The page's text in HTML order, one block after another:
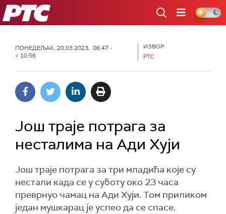
РТС
ПОНЕДЕЉАК, 20.03.2023, 06:47 -
> 10:56
ИЗВОР:
РТС
Још траје потрага за
нестaлима на Ади Хуји
Још траје потрага за три младића које су
нестали када се у суботу око 23 часа
преврнуо чамац на Ади Хуји. Том приликом
један мушкарац је успео да се спасе.